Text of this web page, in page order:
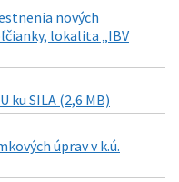
nových
lokalita „IBV
ku SILA (2,6 MB)
úprav v k.ú.